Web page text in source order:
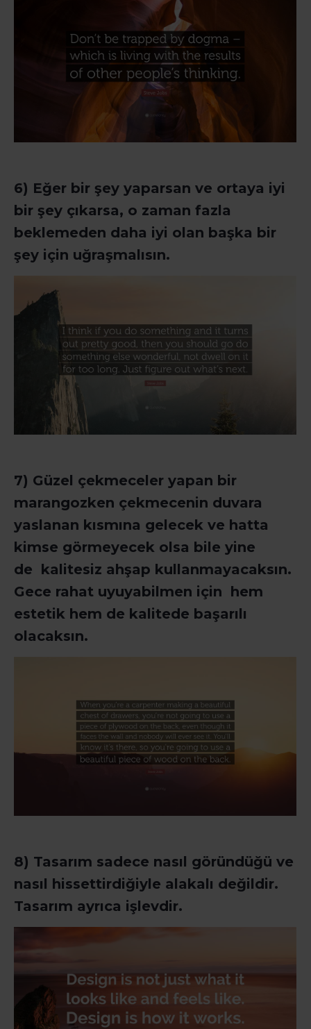
6) Eğer bir şey yaparsan ve ortaya iyi
bir şey çıkarsa, o zaman fazla
beklemeden daha iyi olan başka bir
şey için uğraşmalısın.
7) Güzel çekmeceler yapan bir
marangozken çekmecenin duvara
yaslanan kısmına gelecek ve hatta
kimse görmeyecek olsa bile yine
de kalitesiz ahşap kullanmayacaksın.
Gece rahat uyuyabilmen için hem
estetik hem de kalitede başarılı
olacaksın.
8) Tasarım sadece nasıl göründüğü ve
nasıl hissettirdiğiyle alakalı değildir.
Tasarım ayrıca işlevdir.